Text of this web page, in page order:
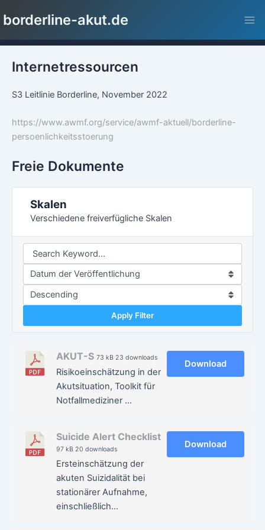
Inhalt
borderline-akut.de
Internetressourcen
S3 Leitlinie Borderline, November 2022
https://www.awmf.org/service/awmf-aktuell/borderline-
persoenlichkeitsstoerung
Freie Dokumente
Skalen
Verschiedene freiverfügliche Skalen
Apply Filter
AKUT-S 73 kB 23 downloads
Risikoeinschätzung in der
Akutsituation, Toolkit für
Notfallmediziner …
Download
Suicide Alert Checklist
97 kB 20 downloads
Ersteinschätzung der
akuten Suizidalität bei
stationärer Aufnahme,
einschließlich…
Download